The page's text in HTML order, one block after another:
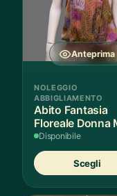
Anteprima
NOLEGGIO
ABBIGLIAMENTO
Abito Fantasia
Floreale Donna
Pezzo
Disponibile
Scegli